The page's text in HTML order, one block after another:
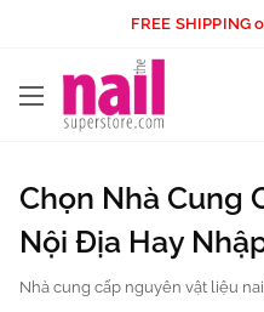
content
FREE SHIPPING
The
Chọn Nhà Cung
Nội Địa Hay
Nhà cung cấp nguyên vật liệu